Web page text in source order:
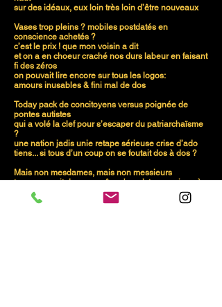
sur des idéaux, eux loin très loin d’être nouveaux
Vases trop pleins ? mobiles postdatés en
conscience achetés ?
c’est le prix ! que mon voisin a dit
et on a en choeur craché nos durs labeur en faisant
fi des zéros
on pouvait lire encore sur tous les logos:
amours inusables & fini mal de dos
Today pack de concitoyens versus poignée de
pontes autistes
qui a volé la clef pour s’escaper du patriarchaïsme
?
une nation jadis unie retape sérieuse crise d’ado
tiens... si tous d’un coup on se foutait dos à dos ?
Mais non mesdames, mais non messieurs
tous on survit dans ce même bocal, tous on joue à
l’animal
et on y laisse un max de plumes, dans cette course